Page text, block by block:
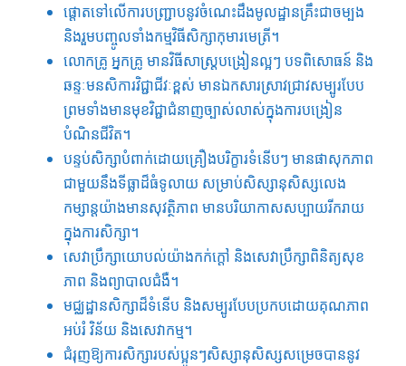
ផ្តោតទៅលើការបញ្ជ្រាបនូវចំណេះដឹងមូលដ្ឋានគ្រឹះជាចម្បង
និងរួមបញ្ចូលទាំងកម្មវិធីសិក្សាកុមារមេត្រី។
លោកគ្រូ អ្នកគ្រូ មានវិធីសាស្រ្តបង្រៀនល្អៗ បទពិសោធន៍ និង
ឆន្ទៈមនសិការវិជ្ជាជីវៈខ្ពស់ មានឯកសារស្រាវជ្រាវសម្បូរបែប
ព្រមទាំងមានមុខវិជ្ជាជំនាញច្បាស់លាស់ក្នុងការបង្រៀន
បំណិនជីវិត។
បន្ទប់សិក្សាបំពាក់ដោយគ្រឿងបរិក្ខារទំនើបៗ មាន​ផាសុកភាព​
ជាមួយ​នឹង​ទីធ្លាដ៏ធំទូលាយ​ សម្រាប់​សិស្សានុសិស្ស​លេង​
កម្សាន្ត​យ៉ាង​មាន​សុវត្ថិភាព មាន​បរិយាកាស​សប្បាយ​រីករាយ​
ក្នុង​ការ​សិក្សា។
សេវាប្រឹក្សាយោបល់យ៉ាងកក់ក្តៅ និងសេវាប្រឹក្សាពិនិត្យសុខ
ភាព និងព្យាបាលជំងឺ។
មជ្ឈដ្ឋានសិក្សាដ៏ទំនើប និងសម្បូរបែបប្រកបដោយគុណភាព
អប់រំ វិន័យ និងសេវាកម្ម។
ជំរុញឱ្យការសិក្សារបស់ប្អូនៗសិស្សានុសិស្សសម្រេចបាននូវ